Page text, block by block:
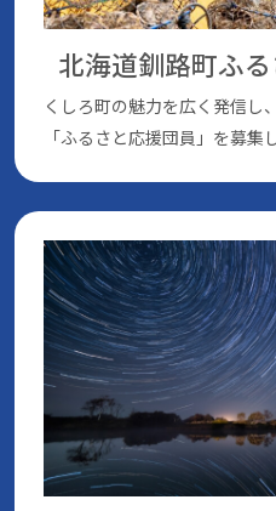
北海道釧路町ふ
くしろ町の魅⼒を広く発信し
「ふるさと応援団員」を募集